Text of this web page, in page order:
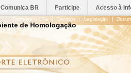
Comunica BR Participe Acesso à
Conheça o CT-e | Serviços | Legislação |
de Homologação